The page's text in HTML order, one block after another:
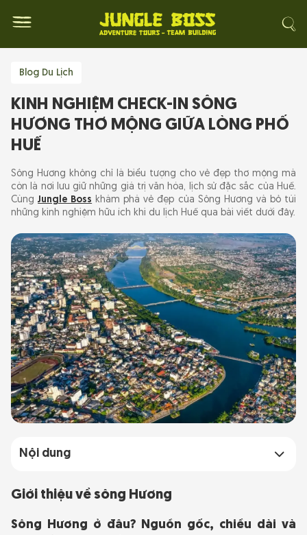
Blog Du Lịch
KINH NGHIỆM CHECK-IN SÔNG
HƯƠNG THƠ MỘNG GIỮA LÒNG PHỐ
HUẾ
Sông Hương không chỉ là biểu tượng cho vẻ đẹp thơ mộng mà
còn là nơi lưu giữ những giá trị văn hóa, lịch sử đặc sắc của Huế.
CùngJungle Boss khám phá vẻ đẹp của Sông Hương và bỏ túi
những kinh nghiệm hữu ích khi du lịch Huế qua bài viết dưới đây.
Nội dung
Sông Hương ở đâu? Nguồn gốc, chiều dài và
đặc điểm dòng chảy
Giới thiệu về sông Hương
Sông Hương ở đâu? Nguồn gốc, chiều dài và